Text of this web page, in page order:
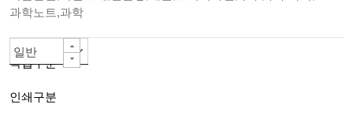
과학노트,과학
작업구분
일반책자
인쇄구분
칼라인쇄 -대량주문 자동할인-
80g백색모조지
A4(210*297mm)
양면
PUR 무선제본(긴쪽)A4까지
아트지or스노우지200g
무광코팅(일반)
단면칼라
선택안함
선택안함
선택안함
선택안함
선택안함
선택안함
일반